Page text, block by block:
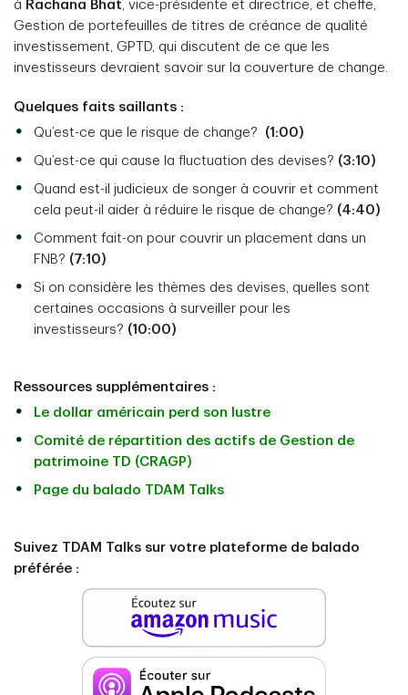
à Rachana Bhat , vice-présidente et directrice, et cheffe,
Gestion de portefeuilles de titres de créance de qualité
investissement, GPTD, qui discutent de ce que les
investisseurs devraient savoir sur la couverture de change.
Quelques faits saillants :
Qu’est-ce que le risque de change?
(1:00)
Qu’est-ce qui cause la fluctuation des devises? (3:10)
Quand est-il judicieux de songer à couvrir et comment
cela peut-il aider à réduire le risque de change? (4:40)
Comment fait-on pour couvrir un placement dans un
FNB? (7:10)
Si on considère les thèmes des devises, quelles sont
certaines occasions à surveiller pour les
investisseurs? (10:00)
Ressources supplémentaires :
Le dollar américain perd son lustre
Comité de répartition des actifs de Gestion de
patrimoine TD (CRAGP)
Page du balado TDAM Talks
Suivez TDAM Talks sur votre plateforme de balado
préférée :